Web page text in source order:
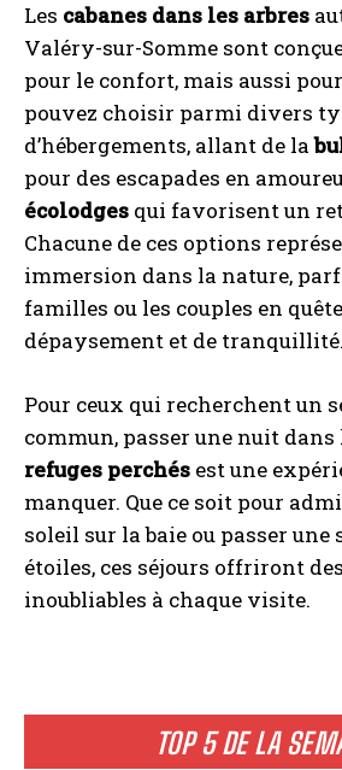
TOP 5 DE LA
Les cabanes dans les arbres
Valéry-sur-Somme sont
pour le confort, mais aussi
pouvez choisir parmi divers
d’hébergements, allant de la
pour des escapades en
écolodges qui favorisent un
Chacune de ces options
immersion dans la nature,
familles ou les couples en
dépaysement et de tranquillité.
Pour ceux qui recherchent un
commun, passer une nuit dans
refuges perchés est une
manquer. Que ce soit pour
soleil sur la baie ou passer une
étoiles, ces séjours offriront
inoubliables à chaque visite.